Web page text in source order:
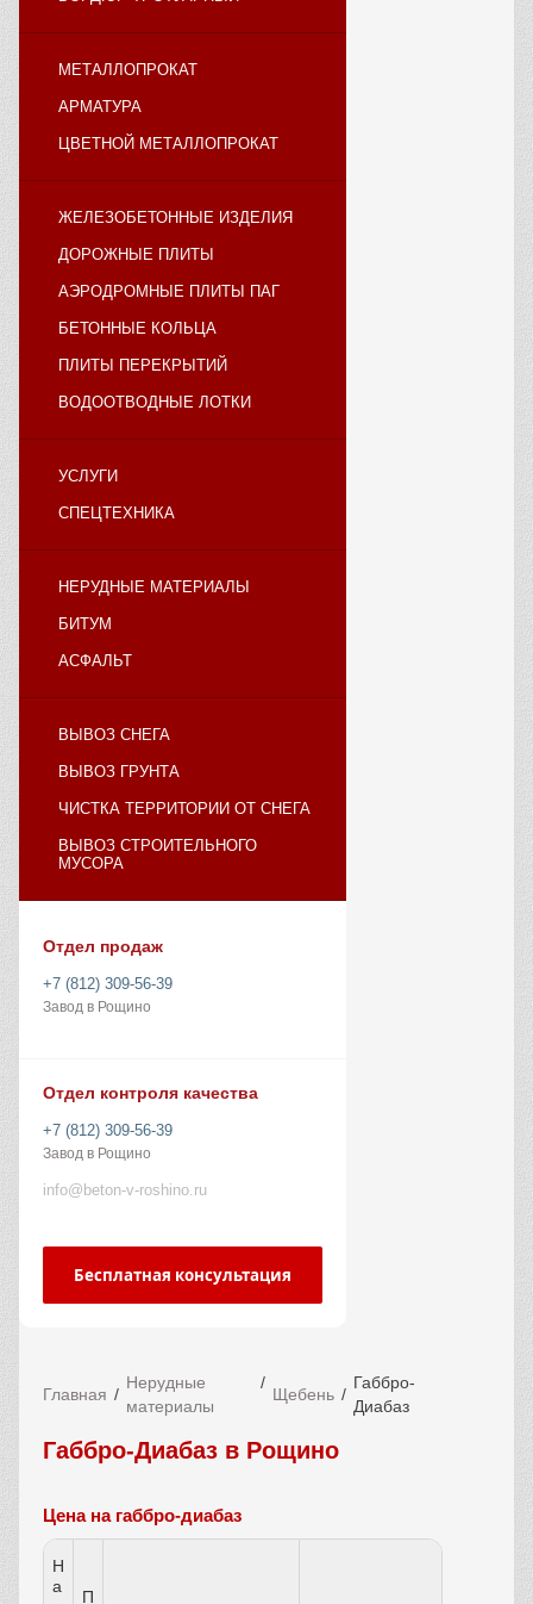
МЕТАЛЛОПРОКАТ
АРМАТУРА
ЦВЕТНОЙ МЕТАЛЛОПРОКАТ
ЖЕЛЕЗОБЕТОННЫЕ ИЗДЕЛИЯ
ДОРОЖНЫЕ ПЛИТЫ
АЭРОДРОМНЫЕ ПЛИТЫ ПАГ
БЕТОННЫЕ КОЛЬЦА
ПЛИТЫ ПЕРЕКРЫТИЙ
ВОДООТВОДНЫЕ ЛОТКИ
УСЛУГИ
СПЕЦТЕХНИКА
НЕРУДНЫЕ МАТЕРИАЛЫ
БИТУМ
АСФАЛЬТ
ВЫВОЗ СНЕГА
ВЫВОЗ ГРУНТА
ЧИСТКА ТЕРРИТОРИИ ОТ СНЕГА
ВЫВОЗ СТРОИТЕЛЬНОГО
МУСОРА
Отдел продаж
+7 (812) 309-56-39
Завод в Рощино
Отдел контроля качества
+7 (812) 309-56-39
Завод в Рощино
info@beton-v-roshino.ru
Бесплатная консультация
Главная
Нерудные
материалы
Щебень
Габбро-
Диабаз
Габбро-Диабаз в Рощино
Цена на габбро-диабаз
Н
а
П